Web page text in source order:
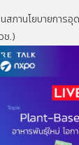
สภานโยบายการอุ
ช.)